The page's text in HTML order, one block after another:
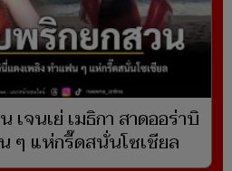
เจนเย่ เมธิกา สาดออร่าบิ
ๆ แห่กรี๊ดสนั่นโซเชียล